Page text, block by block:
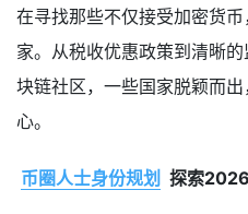
在寻找那些不仅接受加密货
家。从税收优惠政策到清晰
块链社区，一些国家脱颖而
心。
币圈人士身份规划 探索